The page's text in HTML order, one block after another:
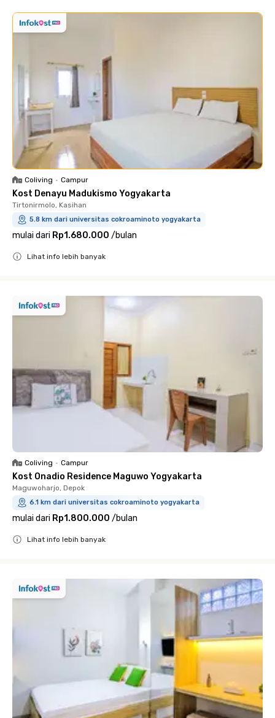
Coliving • Campur
Kost Denayu Madukismo Yogyakarta
Tirtonirmolo, Kasihan
5.8 km dari universitas cokroaminoto yogyakarta
mulai dari Rp1.680.000 /bulan
Lihat info lebih banyak
Coliving • Campur
Kost Onadio Residence Maguwo Yogyakarta
Maguwoharjo, Depok
6.1 km dari universitas cokroaminoto yogyakarta
mulai dari Rp1.800.000 /bulan
Lihat info lebih banyak